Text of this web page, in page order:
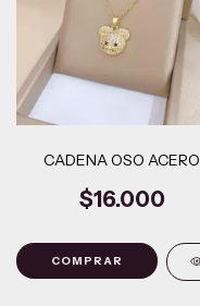
CADENA OSO ACERO
$16.000